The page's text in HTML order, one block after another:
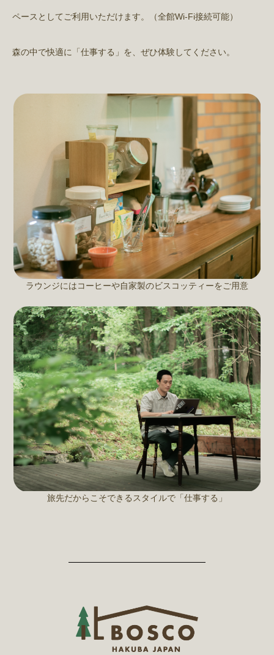
ペースとしてご利用いただけます。（全館Wi-Fi接続可能）
森の中で快適に「仕事する」を、ぜひ体験してください。
ラウンジにはコーヒーや自家製のビスコッティーをご用意
旅先だからこそできるスタイルで「仕事する」